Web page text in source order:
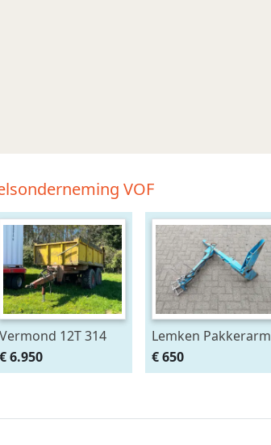
VOF
Vermond 12T 314
Kipper 3 Zijdig
€ 6.950
Lemken Pakkerarm
passend aan Opal
90 en 110 ploeg
€ 650